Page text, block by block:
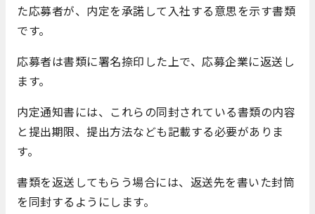
た応募者が、内定を承諾して入社する意思を示す書類
です。
応募者は書類に署名捺印した上で、応募企業に返送し
ます。
内定通知書には、これらの同封されている書類の内容
と提出期限、提出方法なども記載する必要がありま
す。
書類を返送してもらう場合には、返送先を書いた封筒
を同封するようにします。